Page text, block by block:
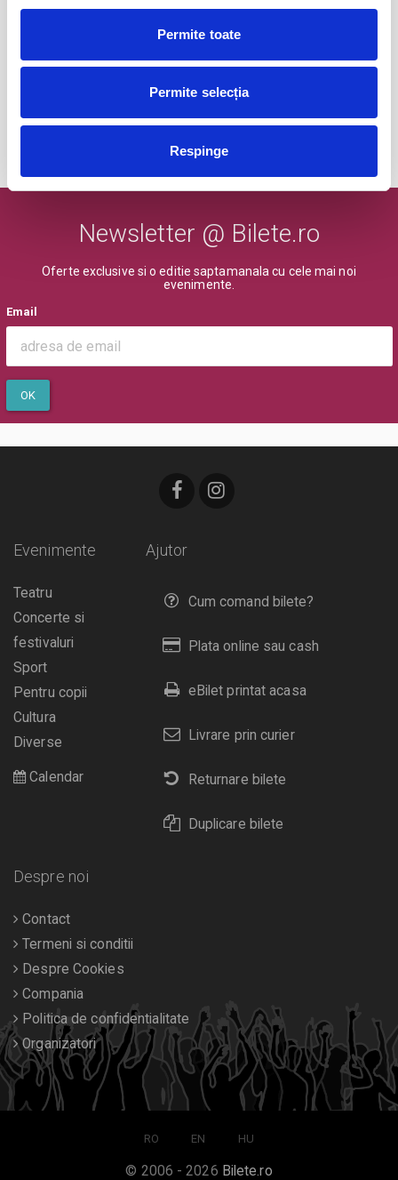
Permite toate
Permite selecția
Respinge
Karpatia Horse Show
Floresti, Prahova
BILETE
sept
MAI MULTE DIN DIVERSE
Newsletter @ Bilete.ro
Oferte exclusive si o editie saptamanala cu cele mai noi
evenimente.
Email
OK
Ajutor
Cum comand bilete?
Plata online sau cash
eBilet printat acasa
Livrare prin curier
Returnare bilete
Duplicare bilete
Evenimente
Teatru
Concerte si
festivaluri
Sport
Pentru copii
Cultura
Diverse
Calendar
Despre noi
Contact
Termeni si conditii
Despre Cookies
Compania
Politica de confidentialitate
Organizatori
RO EN HU
© 2006 - 2026 Bilete.ro